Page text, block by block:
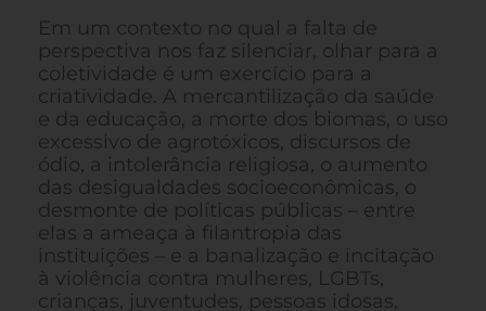
Em um contexto no qual a falta de
perspectiva nos faz silenciar, olhar para a
coletividade é um exercício para a
criatividade. A mercantilização da saúde
e da educação, a morte dos biomas, o uso
excessivo de agrotóxicos, discursos de
ódio, a intolerância religiosa, o aumento
das desigualdades socioeconômicas, o
desmonte de políticas públicas – entre
elas a ameaça à filantropia das
instituições – e a banalização e incitação
à violência contra mulheres, LGBTs,
crianças, juventudes, pessoas idosas,